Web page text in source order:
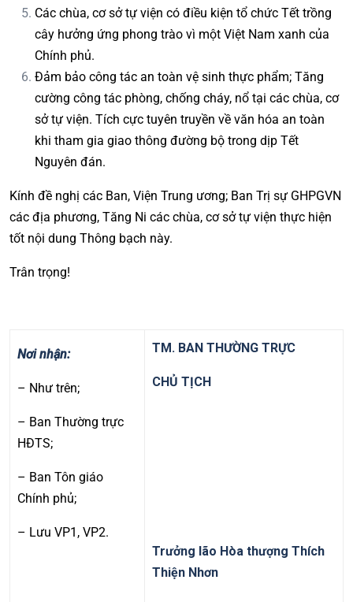
Các chùa, cơ sở tự viện có điều kiện tổ chức Tết trồng
cây hưởng ứng phong trào vì một Việt Nam xanh của
Chính phủ.
Đảm bảo công tác an toàn vệ sinh thực phẩm; Tăng
cường công tác phòng, chống cháy, nổ tại các chùa, cơ
sở tự viện. Tích cực tuyên truyền về văn hóa an toàn
khi tham gia giao thông đường bộ trong dịp Tết
Nguyên đán.
Kính đề nghị các Ban, Viện Trung ương; Ban Trị sự GHPGVN
các địa phương, Tăng Ni các chùa, cơ sở tự viện thực hiện
tốt nội dung Thông bạch này.
Trân trọng!
Nơi nhận:
– Như trên;
– Ban Thường trực
HĐTS;
– Ban Tôn giáo
Chính phủ;
– Lưu VP1, VP2.
TM. BAN THƯỜNG TRỰC
CHỦ TỊCH
Trưởng lão Hòa thượng Thích
Thiện Nhơn